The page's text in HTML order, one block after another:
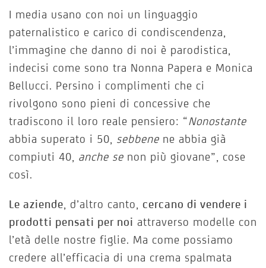
I media usano con noi un linguaggio
paternalistico e carico di condiscendenza,
l’immagine che danno di noi è parodistica,
indecisi come sono tra Nonna Papera e Monica
Bellucci. Persino i complimenti che ci
rivolgono sono pieni di concessive che
tradiscono il loro reale pensiero: “Nonostante
abbia superato i 50, sebbene ne abbia già
compiuti 40, anche se non più giovane”, cose
così.
Le aziende, d’altro canto, cercano di vendere i
prodotti pensati per noi attraverso modelle con
l’età delle nostre figlie. Ma come possiamo
credere all’efficacia di una crema spalmata